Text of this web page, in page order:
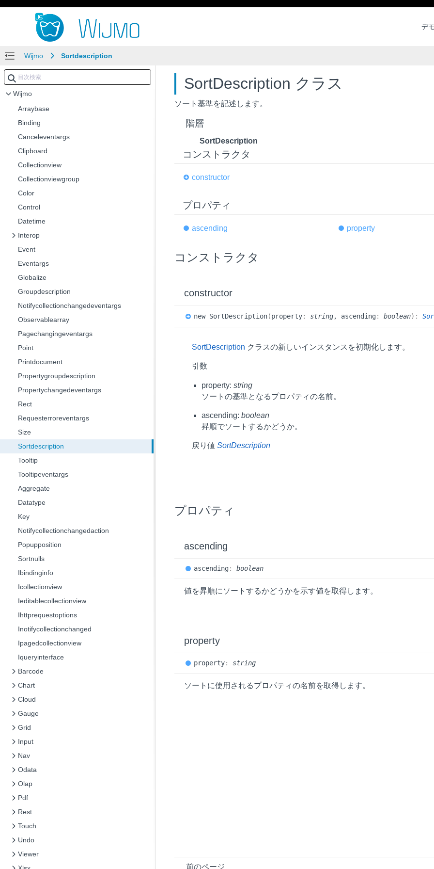
デモ
Wijmo Sortdescription
Wijmo
Arraybase
Binding
Canceleventargs
Clipboard
Collectionview
Collectionviewgroup
Color
Control
Datetime
Interop
Event
Eventargs
Globalize
Groupdescription
Notifycollectionchangedeventargs
Observablearray
Pagechangingeventargs
Point
Printdocument
Propertygroupdescription
Propertychangedeventargs
Rect
Requesterroreventargs
Size
Sortdescription
Tooltip
Tooltipeventargs
Aggregate
Datatype
Key
Notifycollectionchangedaction
Popupposition
Sortnulls
Ibindinginfo
Icollectionview
Ieditablecollectionview
Ihttprequestoptions
Inotifycollectionchanged
Ipagedcollectionview
Iqueryinterface
Barcode
Chart
Cloud
Gauge
Grid
Input
Nav
Odata
Olap
Pdf
Rest
Touch
Undo
Viewer
SortDescription クラス
ソート基準を記述します。
階層
SortDescription
コンストラクタ
constructor
プロパティ
ascending property
コンストラクタ
constructor
new SortDescription(property: string, ascending:boolean) :
SortDescription クラスの新しいインスタンスを初期化します。
引数
property:string
ソートの基準となるプロパティの名前。
ascending:boolean
昇順でソートするかどうか。
戻り値SortDescription
プロパティ
ascending
ascending: boolean
値を昇順にソートするかどうかを示す値を取得します。
property
property: string
ソートに使用されるプロパティの名前を取得します。
前のページ